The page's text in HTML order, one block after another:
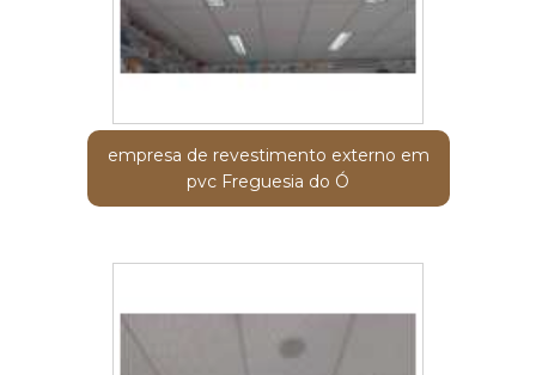
empresa de revestimento externo em
pvc Freguesia do Ó